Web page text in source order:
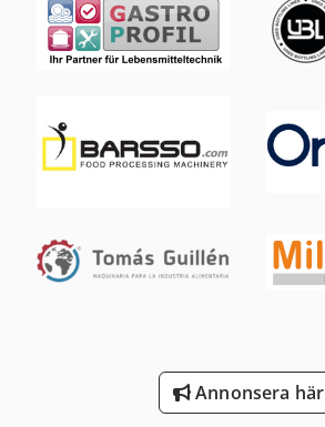
Trailer För
Trä Fräsmaskin
Trä Trä
Vagn För Verktyg
Verktyg För Träbearbetning
Annonsera här